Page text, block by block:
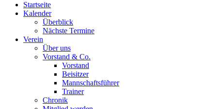
Startseite
Kalender
Überblick
Nächste Termine
Verein
Über uns
Vorstand & Co.
Vorstand
Beisitzer
Mannschaftsführer
Trainer
Chronik